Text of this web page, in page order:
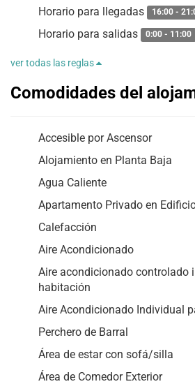
Horario para llegadas 16:00 -
Horario para salidas 0:00 - 11:00
ver todas las reglas
Comodidades del
Accesible por Ascensor
Alojamiento en Planta Baja
Agua Caliente
Apartamento Privado en
Calefacción
Aire Acondicionado
Aire acondicionado controlado
habitación
Aire Acondicionado Individual
Perchero de Barral
Área de estar con sofá/silla
Área de Comedor Exterior